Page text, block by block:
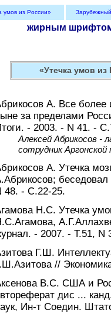
умов из России»
жирным
«Утечка умов из
А. Все
за пределами
- 2003. - N 41. -
Алексей Абрикосов -
сотрудник
А. Утечка
48. - С.22-25.
Н.С. Утечка
- 2007. - Т.51, N
Г.Ш.
//
В.С. США и
дис ...
Ин-т Соедин.